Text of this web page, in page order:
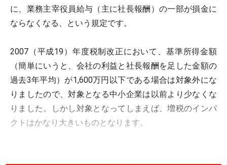
に、業務主宰役員給与（主に社長報酬）の一部が損金に
ならなくなる、という規定です。
2007（平成19）年度税制改正において、基準所得金額
（簡単にいうと、会社の利益と社長報酬を足した金額の
過去3年平均）が1,600万円以下である場合は対象外にな
りましたので、対象となる中小企業は以前より少なくな
りました。しかし対象となってしまえば、増税のインパ
クトはかなり大きいものとなります。